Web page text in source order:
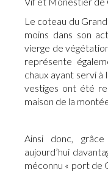
Le coteau du
moins dans son
vierge de
représente
chaux ayant servi
vestiges ont été
maison de la
Ainsi donc,
aujourd’hui
méconnu « port de